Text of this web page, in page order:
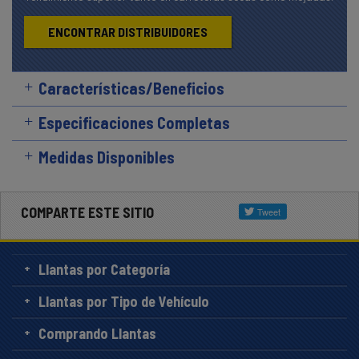
ENCONTRAR DISTRIBUIDORES
Características/Beneficios
Especificaciones Completas
Medidas Disponibles
COMPARTE ESTE SITIO
Llantas por Categoría
Llantas por Tipo de Vehículo
Comprando Llantas